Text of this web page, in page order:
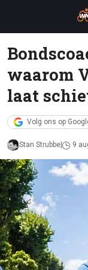
waarom
laat
Volg ons op
Stan Strubbe 9